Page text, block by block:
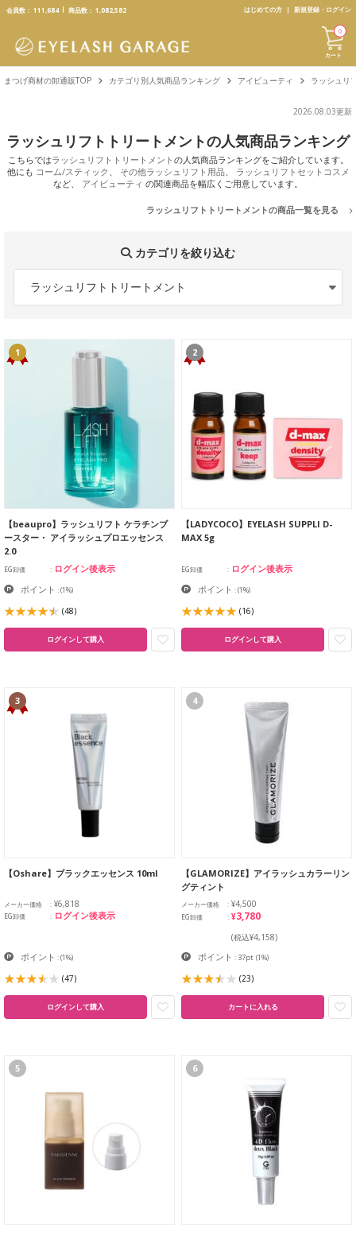
text.skipToContent
text.skipToNavigation
会員数： 111,684 商品数： 1,082,582 はじめての方 新規登録・ログイン
カート
0
まつげ商材の卸通販TOP カテゴリ別人気商品ランキング アイビューティ ラッシュリ
2026.08.03更新
ラッシュリフトトリートメントの人気商品ランキング
こちらではラッシュリフトトリートメント の人気商品ランキングをご紹介しています。
他にも コーム/スティック 、 その他ラッシュリフト用品、 ラッシュリフトセットコスメ
など、 アイビューティ の関連商品を幅広くご用意しています。
ラッシュリフトトリートメントの商品一覧を見る
カテゴリを絞り込む
ラッシュリフトトリートメント
1
【beaupro】ラッシュリフト ケラチンブ
ースター・ アイラッシュプロエッセンス
2.0
EG卸価 ログイン後表示
ポイント :(1%)
(48)
ログインして購入
2
【LADYCOCO】EYELASH SUPPLI D-
MAX 5g
EG卸価 ログイン後表示
ポイント :(1%)
(16)
ログインして購入
3
【Oshare】ブラックエッセンス 10ml
メーカー価格 ¥6,818
EG卸価 ログイン後表示
ポイント :(1%)
(47)
ログインして購入
4
【GLAMORIZE】アイラッシュカラーリン
グティント
メーカー価格 ¥4,500
EG卸価 ¥3,780
(税込¥4,158)
ポイント : 37pt (1%)
(23)
カートに入れる
5 6